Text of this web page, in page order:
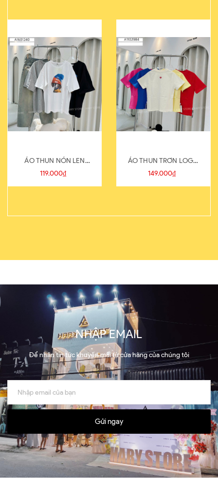
ÁO THUN NÓN LEN
821-1
119.000₫
ÁO THUN TRƠN LOGO
SAU
149.000₫
NHẬP EMAIL
Để nhận tin tức khuyến mãi từ cửa hàng của chúng tôi
Gửi ngay